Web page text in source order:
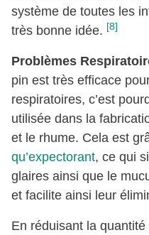
système de toutes les
très bonne idée. [8]
Problèmes
pin est très efficace
respiratoires, c’est
utilisée dans la
et le rhume. Cela est
qu’expectorant, ce qui
glaires ainsi que le
et facilite ainsi leur
En réduisant la